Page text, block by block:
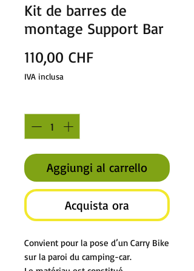
Kit de barres de
montage Support Bar
110,00 CHFPrezzo
IVA inclusa
Aggiungi al carrello
Acquista ora
Convient pour la pose d’un Carry Bike
sur la paroi du camping-car.